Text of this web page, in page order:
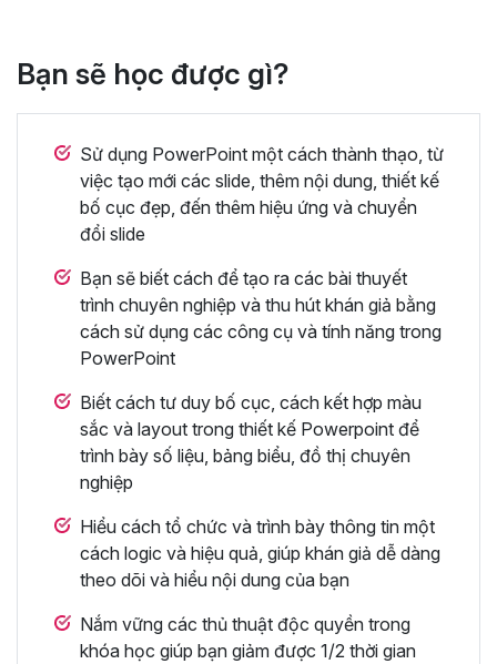
Bạn sẽ học được gì?
Sử dụng PowerPoint một cách thành thạo, từ
việc tạo mới các slide, thêm nội dung, thiết kế
bố cục đẹp, đến thêm hiệu ứng và chuyển
đổi slide
Bạn sẽ biết cách để tạo ra các bài thuyết
trình chuyên nghiệp và thu hút khán giả bằng
cách sử dụng các công cụ và tính năng trong
PowerPoint
Biết cách tư duy bố cục, cách kết hợp màu
sắc và layout trong thiết kế Powerpoint để
trình bày số liệu, bảng biểu, đồ thị chuyên
nghiệp
Hiểu cách tổ chức và trình bày thông tin một
cách logic và hiệu quả, giúp khán giả dễ dàng
theo dõi và hiểu nội dung của bạn
Nắm vững các thủ thuật độc quyền trong
khóa học giúp bạn giảm được 1/2 thời gian